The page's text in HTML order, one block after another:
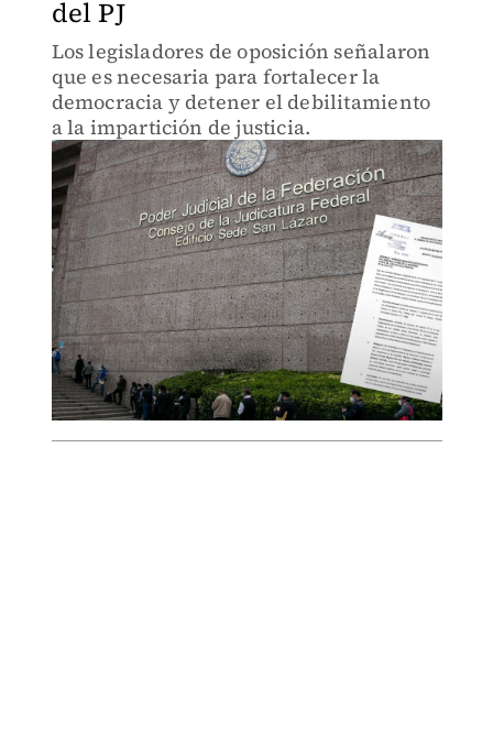
del PJ
Los legisladores de oposición señalaron
que es necesaria para fortalecer la
democracia y detener el debilitamiento
a la impartición de justicia.